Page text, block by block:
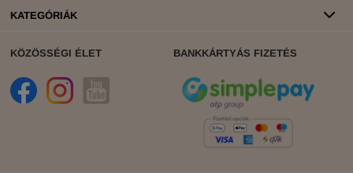
KATEGÓRIÁK
KÖZÖSSÉGI ÉLET BANKKÁRTYÁS FIZETÉS